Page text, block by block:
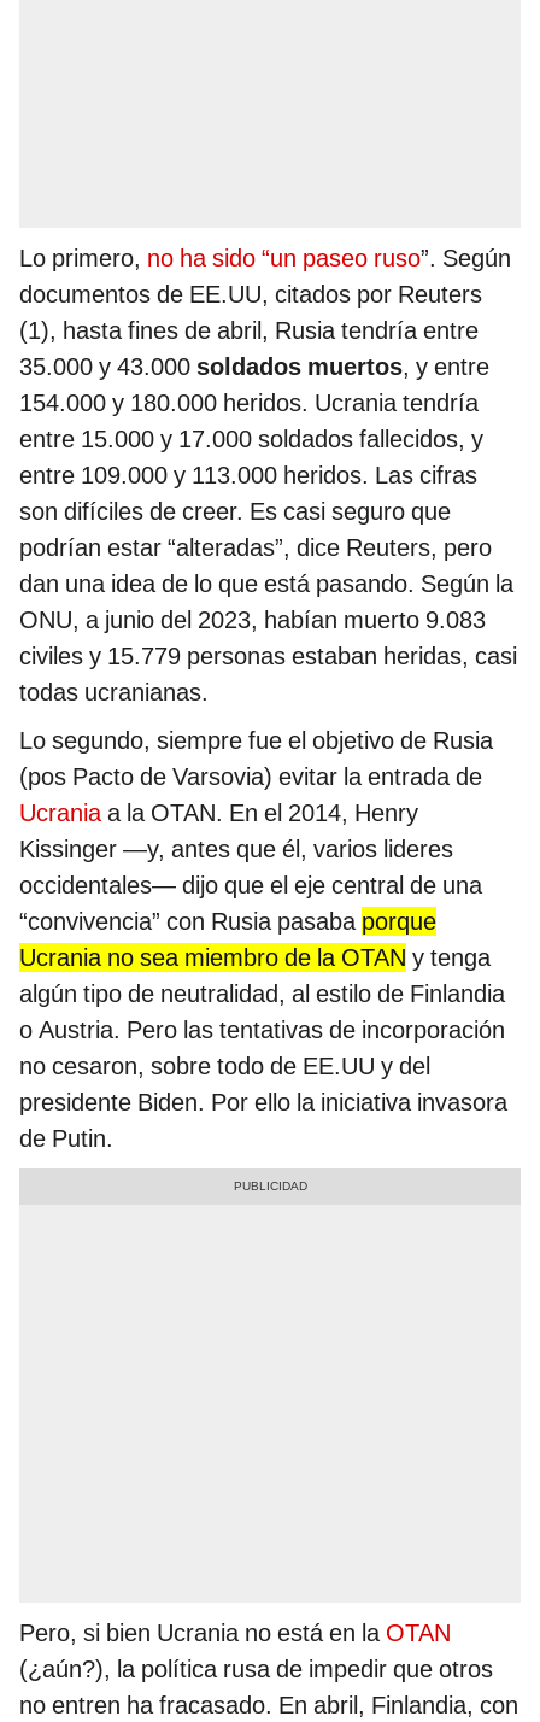
Lo primero, no ha sido “un paseo ruso”. Según
documentos de EE.UU, citados por Reuters
(1), hasta fines de abril, Rusia tendría entre
35.000 y 43.000 soldados muertos, y entre
154.000 y 180.000 heridos. Ucrania tendría
entre 15.000 y 17.000 soldados fallecidos, y
entre 109.000 y 113.000 heridos. Las cifras
son difíciles de creer. Es casi seguro que
podrían estar “alteradas”, dice Reuters, pero
dan una idea de lo que está pasando. Según la
ONU, a junio del 2023, habían muerto 9.083
civiles y 15.779 personas estaban heridas, casi
todas ucranianas.
Lo segundo, siempre fue el objetivo de Rusia
(pos Pacto de Varsovia) evitar la entrada de
Ucraniaa la OTAN. En el 2014, Henry
Kissinger —y, antes que él, varios lideres
occidentales— dijo que el eje central de una
“convivencia” con Rusia pasaba porque
Ucrania no sea miembro de la OTAN y tenga
algún tipo de neutralidad, al estilo de Finlandia
o Austria. Pero las tentativas de incorporación
no cesaron, sobre todo de EE.UU y del
presidente Biden. Por ello la iniciativa invasora
de Putin.
Pero, si bien Ucrania no está en la OTAN
(¿aún?), la política rusa de impedir que otros
no entren ha fracasado. En abril, Finlandia, con